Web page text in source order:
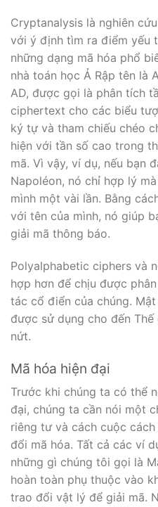
Cryptanalysis là nghiên
với ý định tìm ra điểm yếu
những dạng mã hóa phổ
nhà toán học Ả Rập tên là
AD, được gọi là phân tích
ciphertext cho các biểu
ký tự và tham chiếu chéo
hiện với tần số cao trong
mã. Vì vậy, ví dụ, nếu bạn
Napoléon, nó chỉ hợp lý
mình một vài lần. Bằng
với tên của mình, nó giúp
giải mã thông báo.
Polyalphabetic ciphers và
hợp hơn để chịu được
tác cổ điển của chúng.
được sử dụng cho đến
nứt.
Mã hóa hiện đại
Trước khi chúng ta có thể
đại, chúng ta cần nói một
riêng tư và cách cuộc
đổi mã hóa. Tất cả các ví
những gì chúng tôi gọi là
hoàn toàn phụ thuộc vào
trao đổi vật lý để giải mã.